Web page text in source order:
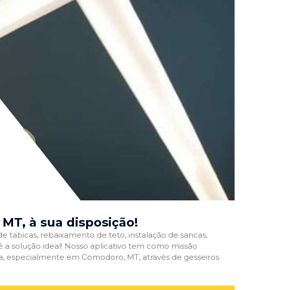
, à sua disposição!
tabicas, rebaixamento de teto, instalação de sancas,
a solução ideal! Nosso aplicativo tem como missão
em Comodoro, MT, através de gesseiros